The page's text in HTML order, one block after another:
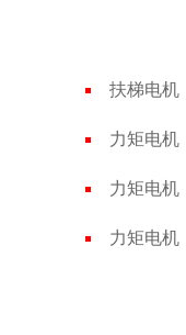
扶梯电机
力矩电机
力矩电机
力矩电机